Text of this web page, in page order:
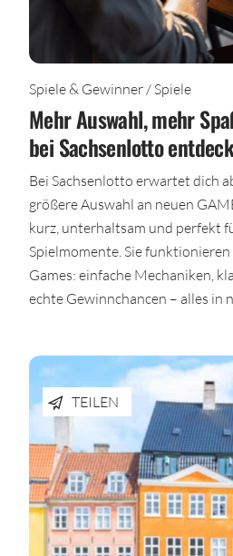
Spiele & Gewinner / Spiele
Mehr Auswahl, mehr
bei Sachsenlotto
Bei Sachsenlotto erwartet dich
größere Auswahl an neuen
kurz, unterhaltsam und perfekt
Spielmomente. Sie
Games: einfache Mechaniken,
echte Gewinnchancen – alles in
TEILEN